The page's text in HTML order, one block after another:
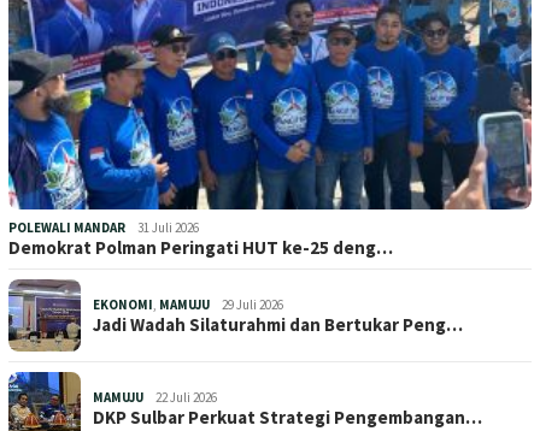
POLEWALI MANDAR 31 Juli 2026
Demokrat Polman Peringati HUT ke-25 deng…
EKONOMI, MAMUJU 29 Juli 2026
Jadi Wadah Silaturahmi dan Bertukar Peng…
MAMUJU 22 Juli 2026
DKP Sulbar Perkuat Strategi Pengembangan…